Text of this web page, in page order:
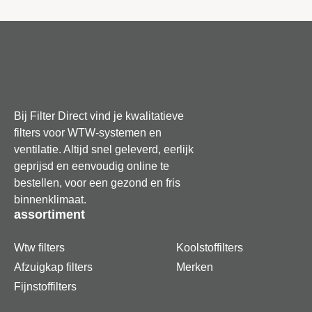
kenmerken
Universele G-All passing die naadloos aansluit op
diverse Bosch en Siemens modellen
Vervaardigd uit meerlaags synthetisch vlies dat
microscopisch kleine deeltjes filtert
Grote voordeelbundel van 20 stuks voor langdurig
gebruik in elk huishouden
Bij Filter Direct vind je kwalitatieve
filters voor WTW-systemen en
ventilatie. Altijd snel geleverd, eerlijk
geprijsd en eenvoudig online te
bestellen, voor een gezond en fris
binnenklimaat.
assortiment
Wtw filters
Afzuigkap filters
Fijnstoffilters
Koolstoffilters
Merken